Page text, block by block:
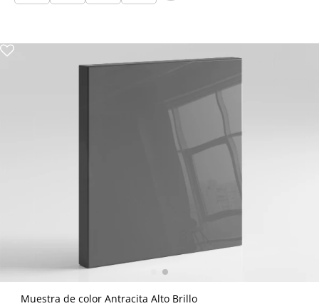
Muestra de color Antracita Alto Brillo